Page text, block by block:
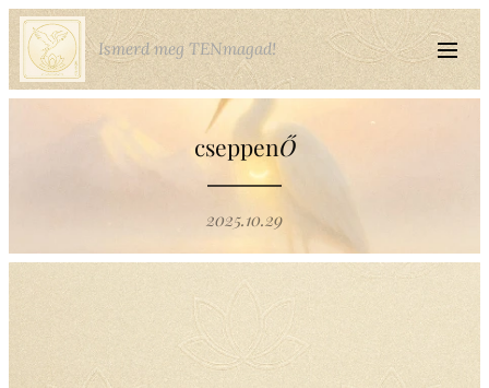
Ismerd meg TENmagad!
cseppenŐ
2025.10.29